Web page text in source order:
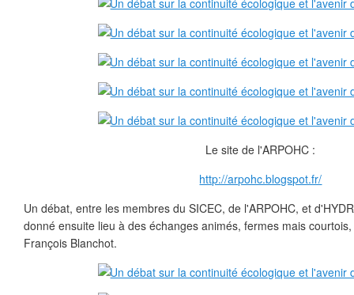
Le site de l'ARPOHC :
http://arpohc.blogspot.fr/
Un débat, entre les membres du SICEC, de l'ARPOHC, et
donné ensuite lieu à des échanges animés, fermes mais
François Blanchot.